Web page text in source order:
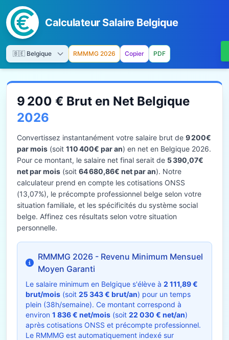
Calculateur Salaire Belgique
RMMMG 2026 Copier PDF
9 200 € Brut en Net Belgique
2026
Convertissez instantanément votre salaire brut de 9 200€
par mois (soit 110 400€ par an) en net en Belgique 2026.
Pour ce montant, le salaire net final serait de 5 390,07€
net par mois (soit 64 680,86€ net par an). Notre
calculateur prend en compte les cotisations ONSS
(13,07%), le précompte professionnel belge selon votre
situation familiale, et les spécificités du système social
belge. Affinez ces résultats selon votre situation
personnelle.
RMMMG 2026 - Revenu Minimum Mensuel
Moyen Garanti
Le salaire minimum en Belgique s'élève à 2 111,89 €
brut/mois (soit 25 343 € brut/an) pour un temps
plein (38h/semaine). Ce montant correspond à
environ 1 836 € net/mois (soit 22 030 € net/an)
après cotisations ONSS et précompte professionnel.
Le RMMMG est automatiquement indexé sur